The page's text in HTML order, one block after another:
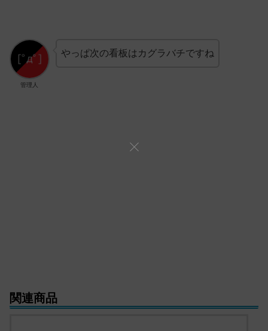
管理人
やっぱ次の看板はカグラバチですね
関連商品